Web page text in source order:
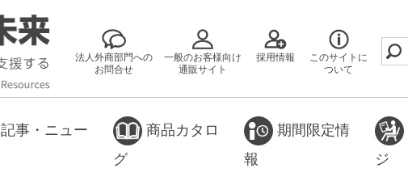
法人外商部門への
お問合せ
一般のお客様向け
通販サイト
採用情報
このサイトに
ついて
記事・ニュー
商品カタロ
グ
期間限定情
報
ジ